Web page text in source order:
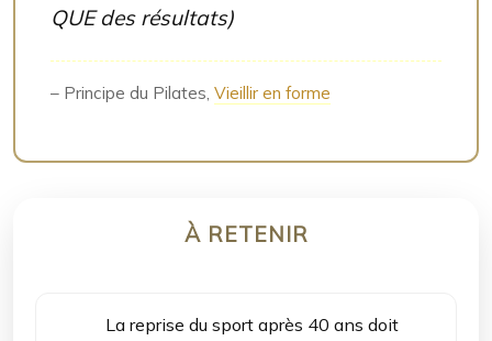
QUE des résultats)
– Principe du Pilates, Vieillir en forme
À RETENIR
La reprise du sport après 40 ans doit